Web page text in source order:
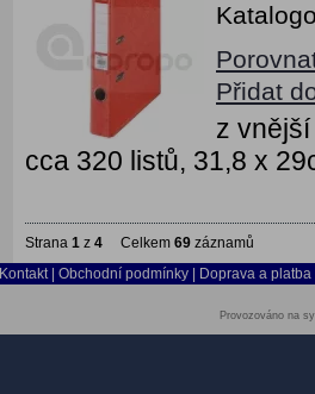
Přidat
z
cca 320 listů, 31,8 x
Strana 1 z 4 Celkem 69 záznamů
Kontakt
Obchodní podmínky Doprava a platba
Provozováno na